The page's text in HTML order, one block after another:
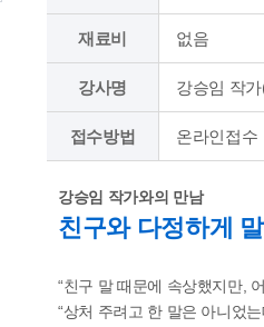
재료비 없음
강사명 강승임 작
접수방법 온라인접수
강승임 작가와의 만남
친구와 다정하게
“친구 말 때문에 속상했지만,
“상처 주려고 한 말은 아니었